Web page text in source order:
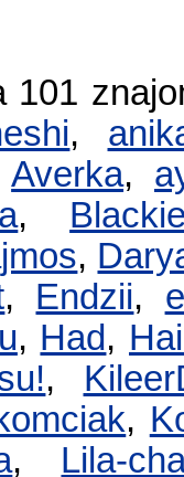
101
,
Averka,
,
,
, Endzii,
, Had,
,
,
, Lila-